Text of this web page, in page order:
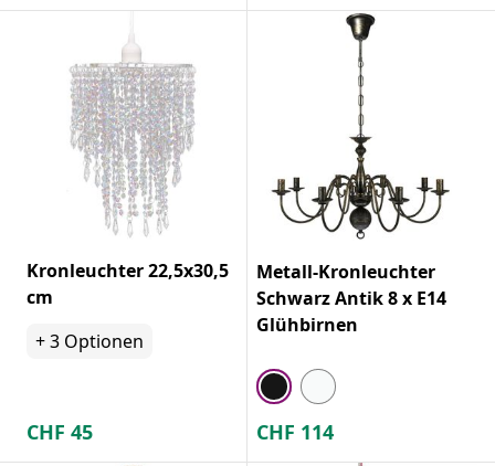
Kronleuchter 22,5x30,5
cm
+3 Optionen
CHF 45
Metall-Kronleuchter
Schwarz Antik 8 x E14
Glühbirnen
CHF 114